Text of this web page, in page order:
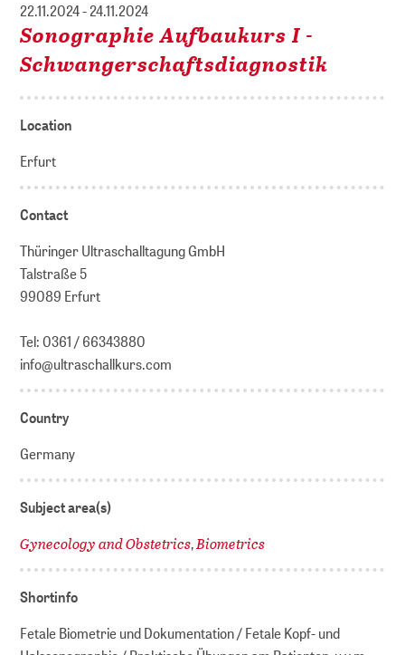
22.11.2024 - 24.11.2024
Sonographie Aufbaukurs I -
Schwangerschaftsdiagnostik
Location
Erfurt
Contact
Thüringer Ultraschalltagung GmbH
Talstraße 5
99089 Erfurt
Tel: 0361 / 66343880
info@ultraschallkurs.com
Country
Germany
Subject area(s)
Gynecology and Obstetrics,Biometrics
Shortinfo
Fetale Biometrie und Dokumentation / Fetale Kopf- und